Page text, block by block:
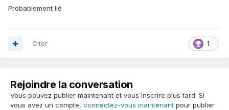
Probablement lié
1
Citer
Rejoindre la conversation
Vous pouvez publier maintenant et vous inscrire plus tard. Si
vous avez un compte, connectez-vous maintenant pour publier